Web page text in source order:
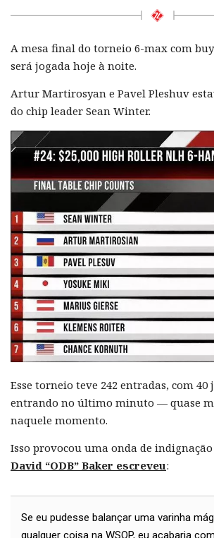
A mesa final do torneio 6-max com
será jogada hoje à noite.
Artur Martirosyan e Pavel Pleshuv
do chip leader Sean Winter.
Esse torneio teve 242 entradas, com 40
entrando no último minuto — quase
naquele momento.
Isso provocou uma onda de indignação
David “ODB” Baker escreveu:
Se eu pudesse balançar uma varinha